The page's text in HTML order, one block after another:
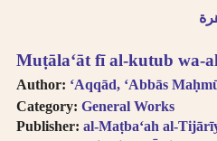
Diacritics on the
last letter of a word
are not included, i.e.
search for al-Kabir
not al-Kabiru.
Muṭālaʻāt fī al-kutub wa-
Author: ʻAqqād, ʻAbbās
Category: General Works
Publisher: al-Maṭbaʻah al-